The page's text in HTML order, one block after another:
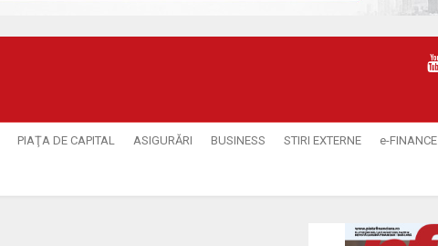
PIAŢA DE CAPITAL ASIGURĂRI BUSINESS STIRI EXTERNE e-FINANCE